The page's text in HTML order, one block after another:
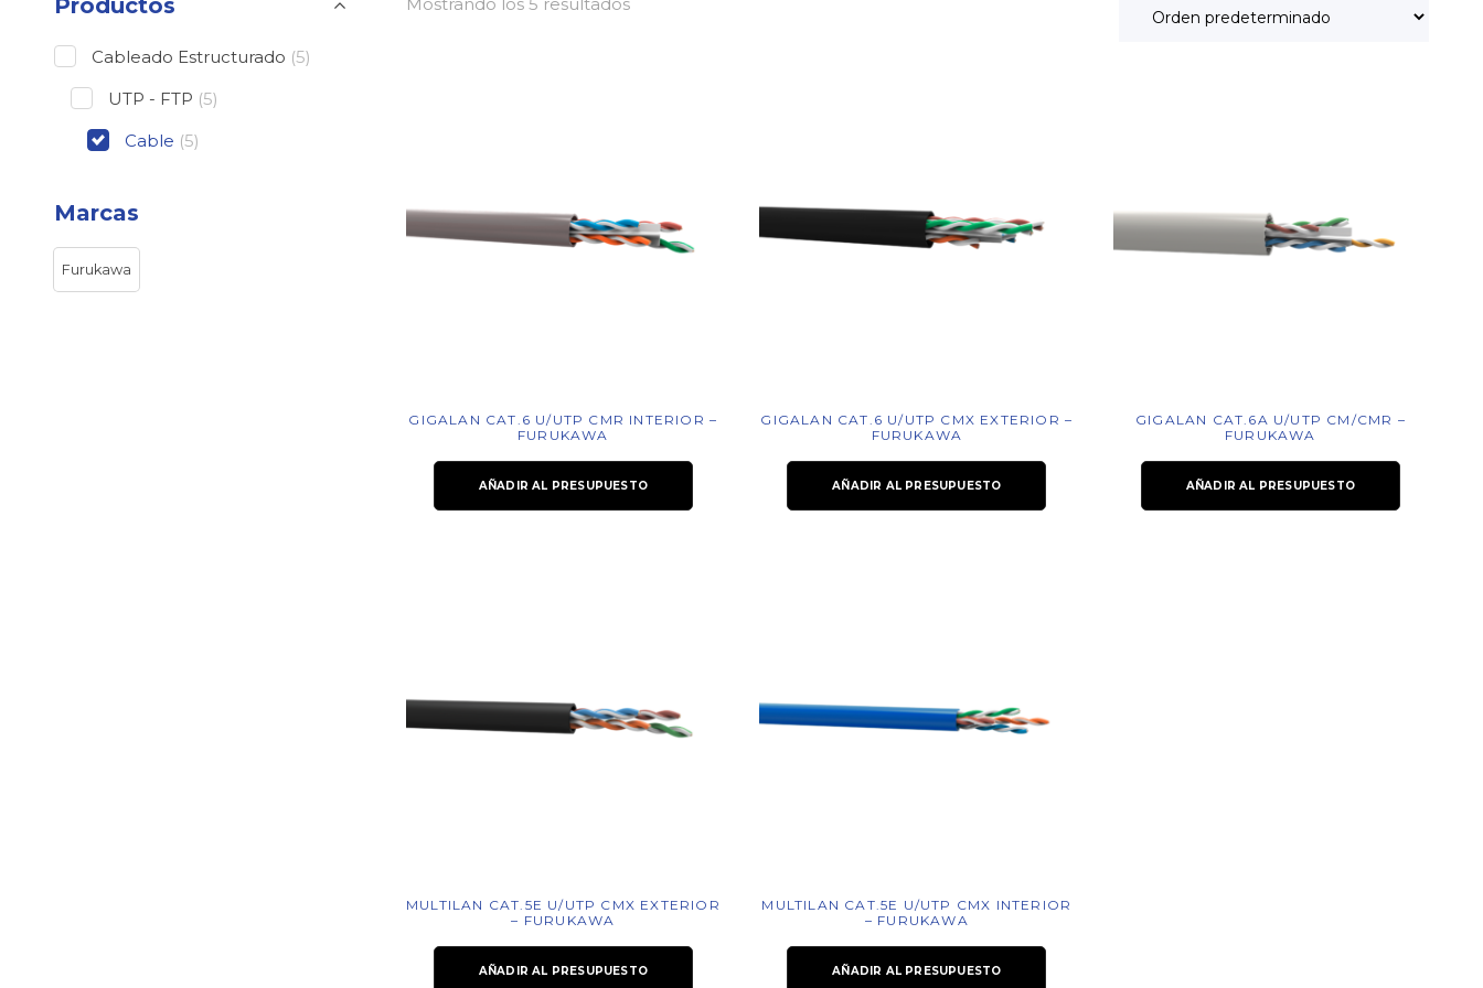
GIGALAN CAT.6 U/UTP CMR INTERIOR –
FURUKAWA
AÑADIR AL PRESUPUESTO
GIGALAN CAT.6 U/UTP CMX EXTERIOR –
FURUKAWA
AÑADIR AL PRESUPUESTO
GIGALAN CAT.6A U/UTP CM/CMR –
FURUKAWA
AÑADIR AL PRESUPUESTO
MULTILAN CAT.5E U/UTP CMX EXTERIOR
– FURUKAWA
AÑADIR AL PRESUPUESTO
MULTILAN CAT.5E U/UTP CMX INTERIOR
– FURUKAWA
AÑADIR AL PRESUPUESTO
Productos
Cableado Estructurado (5)
UTP - FTP (5)
Cable (5)
Marcas
Furukawa